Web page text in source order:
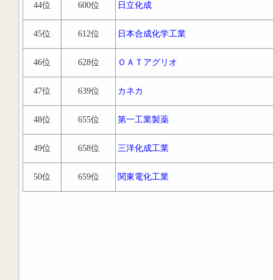
44位 600位 日立化成
45位 612位 日本合成化学工業
46位 628位 ＯＡＴアグリオ
47位 639位 カネカ
48位 655位 第一工業製薬
49位 658位 三洋化成工業
50位 659位 関東電化工業